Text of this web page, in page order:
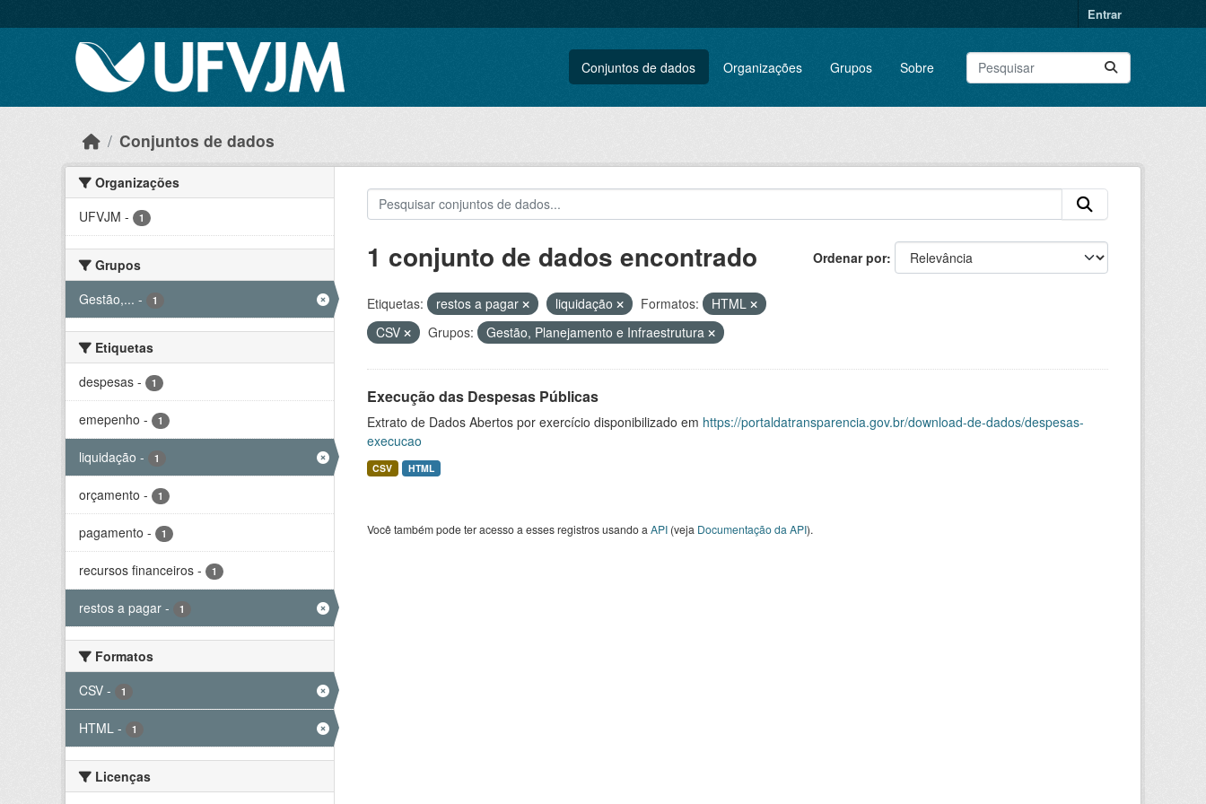
Entrar
Conjuntos de dados Organizações Grupos Sobre
Conjuntos de dados
Organizações
UFVJM - 1
Grupos
Gestão,... - 1
Etiquetas
despesas - 1
emepenho - 1
liquidação - 1
orçamento - 1
pagamento - 1
recursos financeiros - 1
restos a pagar - 1
Formatos
CSV - 1
HTML - 1
Licenças
Ordenar por
1 conjunto de dados encontrado
Etiquetas: restos a pagar liquidação Formatos:
HTML
CSV
Grupos: Gestão, Planejamento e Infraestrutura
Execução das Despesas Públicas
Extrato de Dados Abertos por exercício disponibilizado em https://portaldatransparencia.gov.br/download-de-dados/despesas-
execucao
CSV HTML
Você também pode ter acesso a esses registros usando a API(veja Documentação da API).